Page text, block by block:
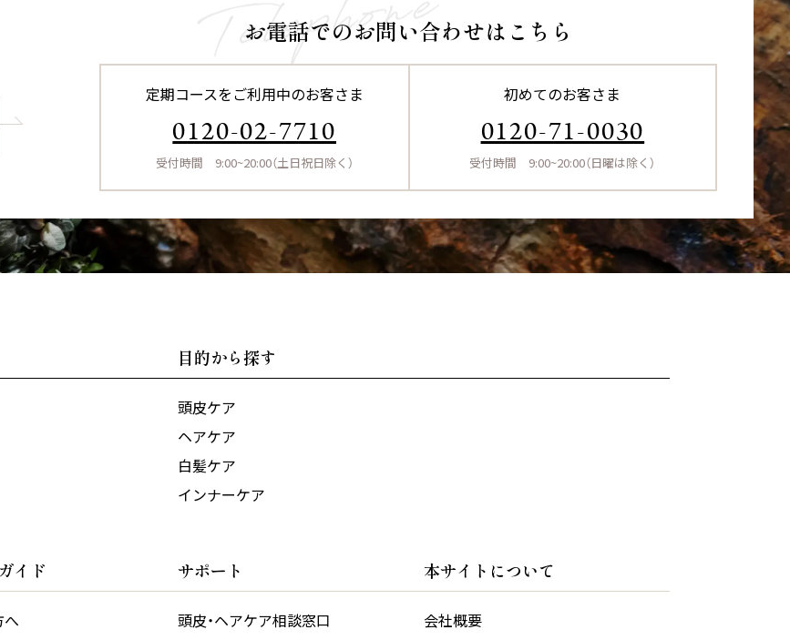
お電話でのお問い合わせはこちら
定期コースをご利用中のお客さま
0120-02-7710
受付時間 9:00~20:00（土日祝日除く）
初めてのお客さま
0120-71-0030
受付時間 9:00~20:00（日曜は除く）
目的から探す
頭皮ケア
ヘアケア
白髪ケア
インナーケア
イド サポート
頭皮・ヘアケア相談窓口
本サイトについて
会社概要